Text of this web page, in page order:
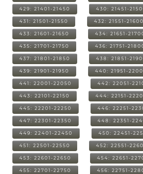
429: 21401-21450 430: 21451-
431: 21501-21550 432: 21551-21600
433: 21601-21650 434: 21651-
435: 21701-21750 436: 21751-
437: 21801-21850 438: 21851-
439: 21901-21950 440: 21951-
441: 22001-22050 442: 22051-
443: 22101-22150 444: 22151-
445: 22201-22250 446: 22251-
447: 22301-22350 448: 22351-
449: 22401-22450 450: 22451-
451: 22501-22550 452: 22551-
453: 22601-22650 454: 22651-
455: 22701-22750 456: 22751-